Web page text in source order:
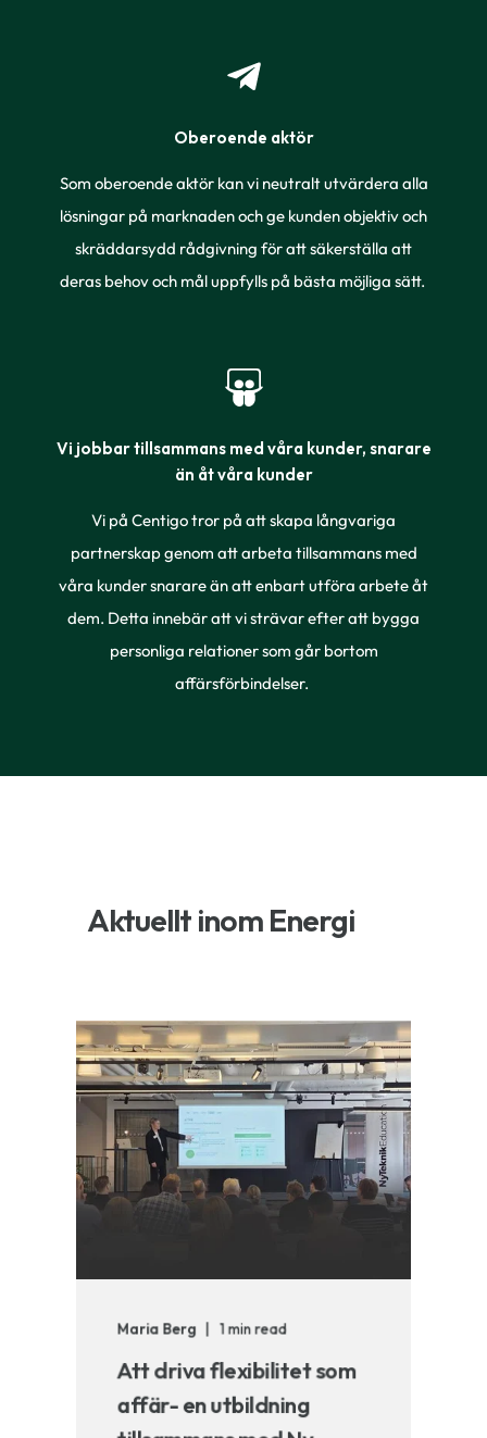
Oberoende aktör
Som oberoende aktör kan vi neutralt utvärdera alla
lösningar på marknaden och ge kunden objektiv och
skräddarsydd rådgivning för att säkerställa att
deras behov och mål uppfylls på bästa möjliga sätt.
Vi jobbar tillsammans med våra kunder, snarare
än åt våra kunder
Vi på Centigo tror på att skapa långvariga
partnerskap genom att arbeta tillsammans med
våra kunder snarare än att enbart utföra arbete åt
dem. Detta innebär att vi strävar efter att bygga
personliga relationer som går bortom
affärsförbindelser.
Aktuellt inom Energi
Maria Berg 1 min read
Att driva flexibilitet som
affär- en utbildning